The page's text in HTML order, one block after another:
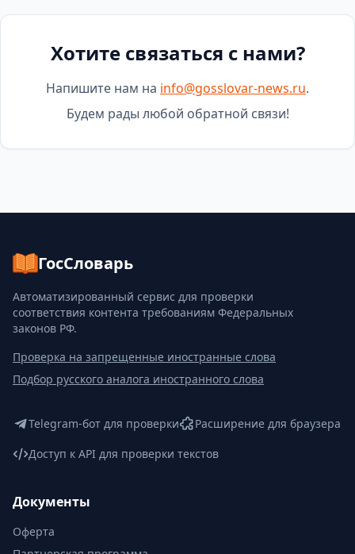
Хотите связаться с нами?
Напишите нам на info@gosslovar-news.ru.
Будем рады любой обратной связи!
ГосСловарь
Автоматизированный сервис для проверки
соответствия контента требованиям Федеральных
законов РФ.
Проверка на запрещенные иностранные слова
Подбор русского аналога иностранного слова
Telegram-бот для проверки
Расширение для браузера
Доступ к API для проверки текстов
Документы
Оферта